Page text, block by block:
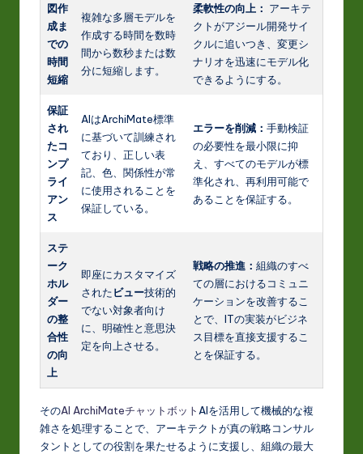
図作
成ま
での
時間
短縮
複雑な多層モデルを
作成する時間を数時
間から数秒または数
分に短縮します。
柔軟性の向上： アーキテ
クトがアジール開発サイ
クルに追いつき、変更シ
ナリオを迅速にモデル化
できるようにする。
保証
され
たコ
ンプ
ライ
アン
ス
AIはArchiMate標準
に基づいて訓練され
ており、正しい表
記、色、関係性が常
に使用されることを
保証している。
エラーを削減： 手動検証
の必要性を最小限に抑
え、すべてのモデルが標
準化され、再利用可能で
あることを保証する。
ステ
ーク
ホル
ダー
の整
合性
の向
上
即座にカスタマイズ
されたビュー技術的
でない対象者向け
に、明確性と意思決
定を向上させる。
戦略の推進： 組織のすべ
ての層におけるコミュニ
ケーションを改善するこ
とで、ITの実装がビジネ
ス目標を直接支援するこ
とを保証する。
そのAI ArchiMateチャットボット AIを活用して機械的な複
雑さを処理することで、アーキテクトが真の戦略コンサル
タントとしての役割を果たせるように支援し、組織の最大